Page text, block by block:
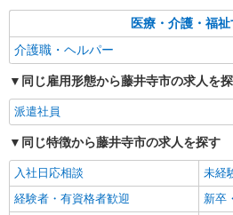
派遣社員
株式会社kotrio /●OS-H2-1980936
♪サ高住の補助
時給1550円〜
通費全支給(ガソリン
藤井寺市
キープ
医療・介護・福
介護職・ヘルパー
同じ雇用形態から藤井寺市の求人を
派遣社員
同じ特徴から藤井寺市の求人を探す
入社日応相談
未経
経験者・有資格者歓迎
新卒